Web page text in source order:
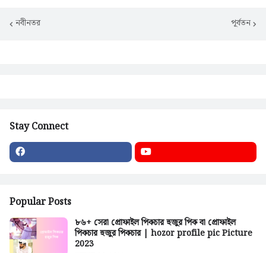
নবীনতর পূর্বতন
Stay Connect
Popular Posts
৮৬+ সেরা প্রোফাইল পিকচার হুজুর পিক বা প্রোফাইল
পিকচার হুজুর পিকচার | hozor profile pic Picture
2023